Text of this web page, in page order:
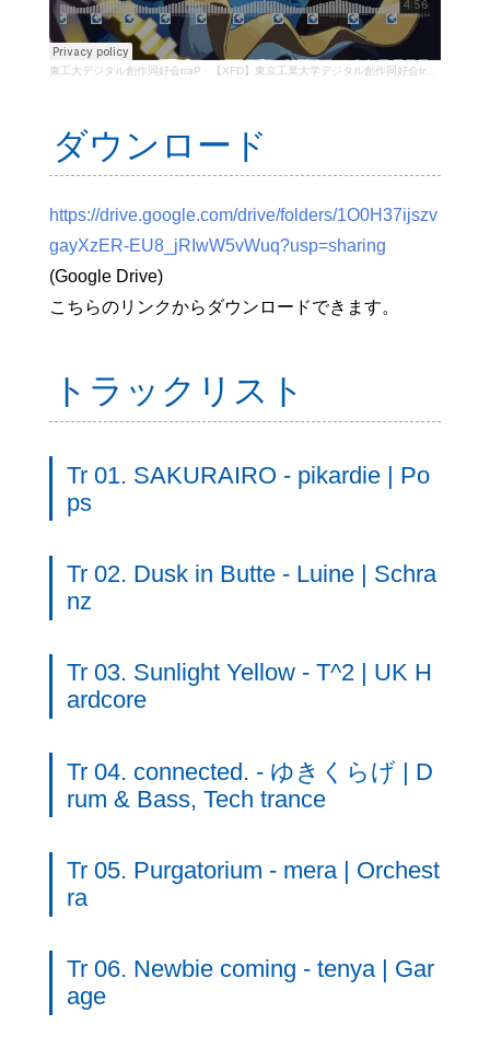
東工大デジタル創作同好会traP · 【XFD】東京工業大学デジタル創作同好会traP 新歓コンピ2022
ダウンロード
https://drive.google.com/drive/folders/1O0H37ijszv
gayXzER-EU8_jRIwW5vWuq?usp=sharing
(Google Drive)
こちらのリンクからダウンロードできます。
トラックリスト
Tr 01. SAKURAIRO - pikardie | Po
ps
Tr 02. Dusk in Butte - Luine | Schra
nz
Tr 03. Sunlight Yellow - T^2 | UK H
ardcore
Tr 04. connected. - ゆきくらげ | D
rum & Bass, Tech trance
Tr 05. Purgatorium - mera | Orchest
ra
Tr 06. Newbie coming - tenya | Gar
age